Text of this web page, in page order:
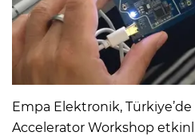
Empa Elektronik,
Accelerator Workshop